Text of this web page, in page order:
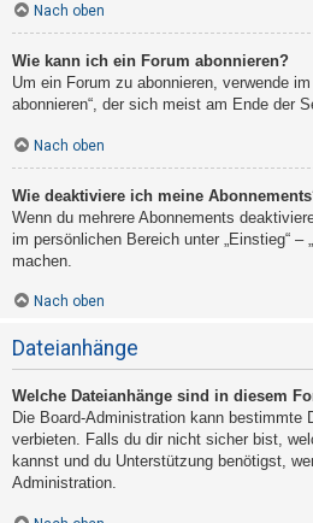
Nach oben
Wie kann ich ein Forum abonnieren?
Um ein Forum zu abonnieren, verwende
abonnieren“, der sich meist am Ende der
Nach oben
Wie deaktiviere ich meine
Wenn du mehrere Abonnements
im persönlichen Bereich unter „Einstieg“ –
machen.
Nach oben
Dateianhänge
Welche Dateianhänge sind in diesem
Die Board-Administration kann bestimmte
verbieten. Falls du dir nicht sicher bist,
kannst und du Unterstützung benötigst,
Administration.